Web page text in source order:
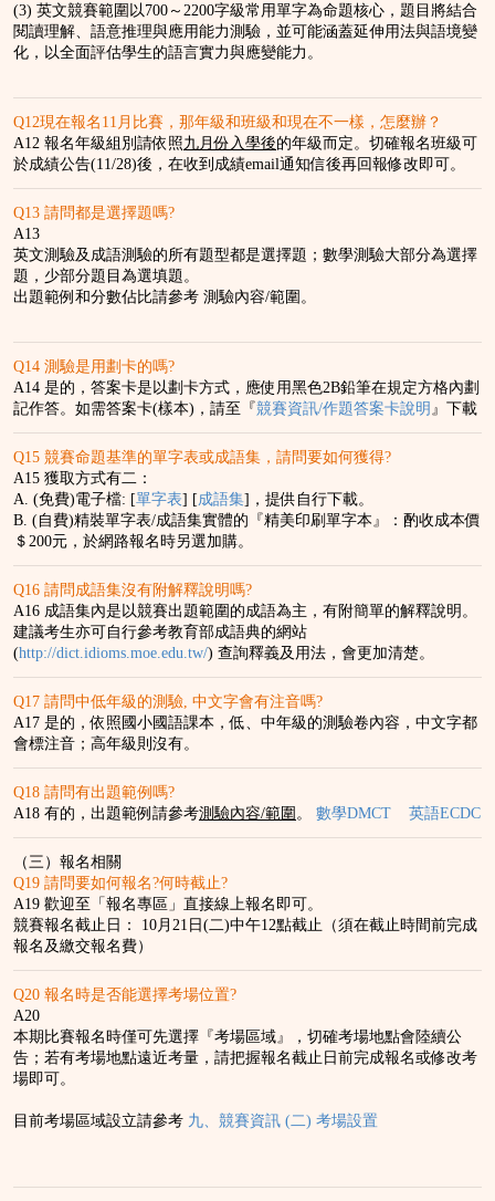
(3) 英文競賽範圍以700～2200字級常用單字為命題核心，題目將結合
閱讀理解、語意推理與應用能力測驗，並可能涵蓋延伸用法與語境變
化，以全面評估學生的語言實力與應變能力。
Q12現在報名11月比賽，那年級和班級和現在不一樣，怎麼辦？
A12 報名年級組別請依照九月份入學後的年級而定。切確報名班級可
於成績公告(11/28)後，在收到成績email通知信後再回報修改即可。
Q13 請問都是選擇題嗎?
A13
英文測驗及成語測驗的所有題型都是選擇題；數學測驗大部分為選擇
題，少部分題目為選填題。
出題範例和分數佔比請參考 測驗內容/範圍。
Q14 測驗是用劃卡的嗎?
A14 是的，答案卡是以劃卡方式，應使用黑色2B鉛筆在規定方格內劃
記作答。如需答案卡(樣本)，請至『競賽資訊/作題答案卡說明 』下載
Q15 競賽命題基準的單字表或成語集，請問要如何獲得?
A15 獲取方式有二：
A. (免費)電子檔: [單字表] [成語集]，提供自行下載。
B. (自費)精裝單字表/成語集實體的『精美印刷單字本』：酌收成本價
＄200元，於網路報名時另選加購。
Q16 請問成語集沒有附解釋說明嗎?
A16 成語集內是以競賽出題範圍的成語為主，有附簡單的解釋說明。
建議考生亦可自行參考教育部成語典的網站
(http://dict.idioms.moe.edu.tw/) 查詢釋義及用法，會更加清楚。
Q17 請問中低年級的測驗, 中文字會有注音嗎?
A17 是的，依照國小國語課本，低、中年級的測驗卷內容，中文字都
會標注音；高年級則沒有。
Q18 請問有出題範例嗎?
A18 有的，出題範例請參考測驗內容/範圍 。 數學DMCT 英語ECDC
（三）報名相關
Q19 請問要如何報名?何時截止?
A19 歡迎至「報名專區」直接線上報名即可。
競賽報名截止日： 10月21日(二)中午12點截止（須在截止時間前完成
報名及繳交報名費）
Q20 報名時是否能選擇考場位置?
A20
本期比賽報名時僅可先選擇『考場區域』，切確考場地點會陸續公
告；若有考場地點遠近考量，請把握報名截止日前完成報名或修改考
場即可。
目前考場區域設立請參考 九、競賽資訊 (二) 考場設置